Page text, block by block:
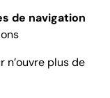
de navigation
n’ouvre plus de